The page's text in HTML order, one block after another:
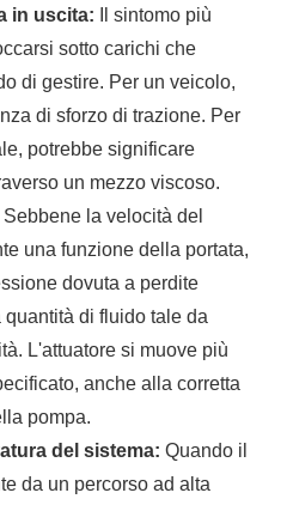
in uscita: Il sintomo più
sotto carichi che
di gestire. Per un veicolo,
di sforzo di trazione. Per
potrebbe significare
un mezzo viscoso.
Sebbene la velocità del
una funzione della portata,
dovuta a perdite
di fluido tale da
L'attuatore si muove più
anche alla corretta
pompa.
del sistema: Quando il
da un percorso ad alta